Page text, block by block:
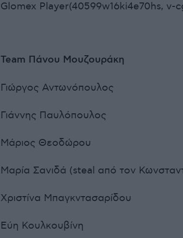
Glomex Player(40599w16ki4e70hs, v-
Team Πάνου Μουζουράκη
Γιώργος Αντωνόπουλος
Γιάννης Παυλόπουλος
Μάριος Θεοδώρου
Μαρία Σανιδά (steal από τον
Χριστίνα Μπαγκντασαρίδου
Εύη Κουλκουβίνη